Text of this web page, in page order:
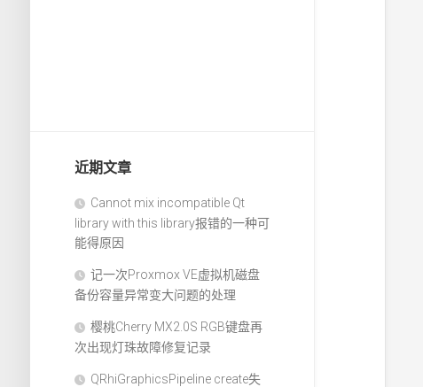
近期文章
Cannot mix incompatible Qt
library with this library报错的一种可
能得原因
记一次Proxmox VE虚拟机磁盘
备份容量异常变大问题的处理
樱桃Cherry MX2.0S RGB键盘再
次出现灯珠故障修复记录
QRhiGraphicsPipeline create失